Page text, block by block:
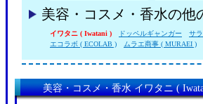
美容・コスメ・香水の他
イワタニ ( Iwatani ) ドッペルギャンガー
サ
エコラボ ( ECOLAB )
ムラエ商事 ( MURAEI )
美容・コスメ・香水 イワタニ (